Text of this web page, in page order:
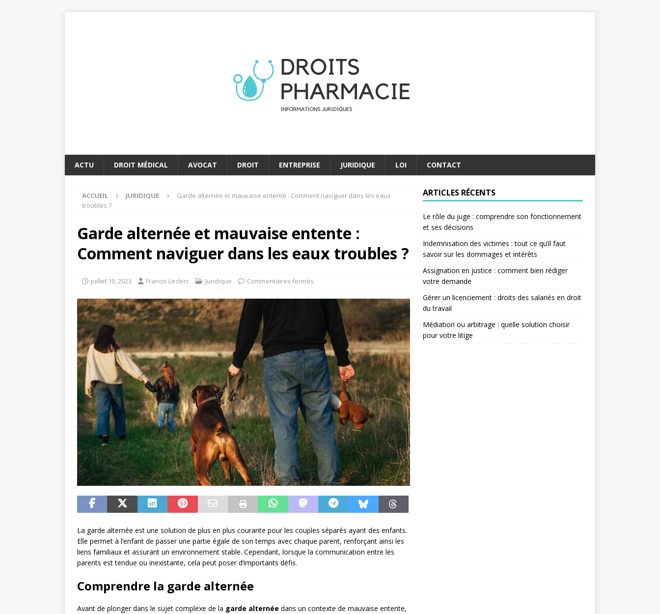
ACTU DROIT MÉDICAL AVOCAT DROIT ENTREPRISE JURIDIQUE LOI CONTACT
ACCUEIL JURIDIQUE
Garde alternée et mauvaise entente : Comment naviguer dans les eaux
troubles ?
Garde alternée et mauvaise entente :
Comment naviguer dans les eaux troubles ?
juillet 10, 2023 Francis Leclerc Juridique Commentaires fermés
La garde alternée est une solution de plus en plus courante pour les couples séparés ayant des enfants.
Elle permet à l’enfant de passer une partie égale de son temps avec chaque parent, renforçant ainsi les
liens familiaux et assurant un environnement stable. Cependant, lorsque la communication entre les
parents est tendue ou inexistante, cela peut poser d’importants défis.
Comprendre la garde alternée
Avant de plonger dans le sujet complexe de la garde alternée dans un contexte de mauvaise entente,
ARTICLES RÉCENTS
Le rôle du juge : comprendre son fonctionnement
et ses décisions
Indemnisation des victimes : tout ce qu’il faut
savoir sur les dommages et intérêts
Assignation en justice : comment bien rédiger
votre demande
Gérer un licenciement : droits des salariés en droit
du travail
Médiation ou arbitrage : quelle solution choisir
pour votre litige